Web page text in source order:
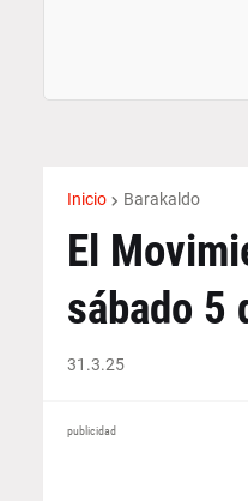
Inicio Barakaldo
El
sábado 5
31.3.25
publicidad